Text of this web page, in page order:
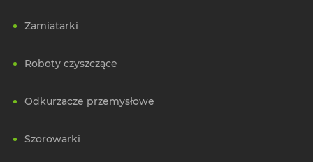
Zamiatarki
Roboty czyszczące
Odkurzacze przemysłowe
Szorowarki